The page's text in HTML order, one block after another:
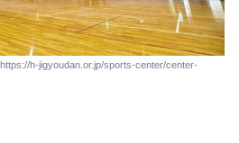
h-jigyoudan.or.jp/sports-center/center-